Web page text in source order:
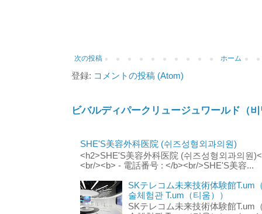
次の投稿 ホーム
登録: コメントの投稿 (Atom)
ビバルディパークリュージュワールド（
SHE'S美容外科医院 (쉬즈성형외과의원)
<h2>SHE'S美容外科医院 (쉬즈성형외과의원
<br/><b> - 電話番号 : </b><br/>SHE'S美容...
SKテレコム未来技術体験館T.um
술체험관 T.um（티움））
SKテレコム未来技術体験館T.um